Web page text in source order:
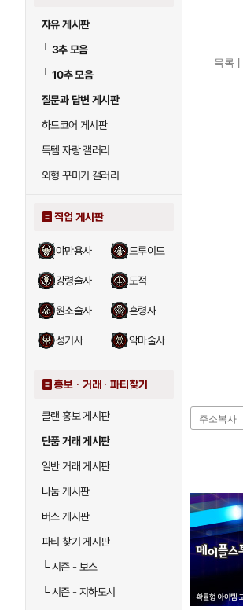
자유 게시판
└3추 모음
└10추 모음
질문과 답변 게시판
하드코어 게시판
득템 자랑 갤러리
외형 꾸미기 갤러리
직업 게시판
야만용사 드루이드
강령술사 도적
원소술사 혼령사
성기사 악마술사
홍보 · 거래 · 파티찾기
클랜 홍보 게시판
단품 거래 게시판
일반 거래 게시판
나눔 게시판
버스 게시판
파티 찾기 게시판
└시즌 - 보스
└시즌 - 지하도시
목록
주소복사